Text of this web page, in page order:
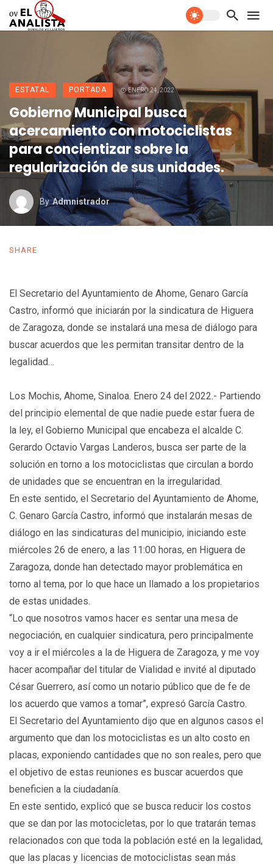
ESTATAL PORTADA ENERO 24, 2022
Gobierno Municipal busca
acercamiento con motociclistas
para concientizar sobre la
regularización de sus unidades.
By Admnistrador
SHARE
El Secretario del Ayuntamiento de Ahome, Genaro García
Castro, informó que iniciarán por la sindicatura de Higuera
de Zaragoza, donde se instalará una mesa de diálogo para
buscar acuerdos que les permitan transitar dentro de la
legalidad…
Los Mochis, Ahome, Sinaloa. Enero 24 del 2022.- Partiendo
del principio elemental de que nadie puede estar fuera de
la ley, el Gobierno Municipal que encabeza el alcalde C.
Gerardo Octavio Vargas Landeros, busca ser parte de la
solución en torno a los motociclistas que circulan a bordo
de unidades que se encuentran en la irregularidad.
En este sentido, el Secretario del Ayuntamiento de Ahome,
C. Genaro García Castro, informó que instalarán mesas de
diálogo en las sindicaturas del municipio, iniciando este
miércoles 26 de enero, a las 11:00 horas, en Higuera de
Zaragoza, donde han detectado mayor problemática en
torno al tema, por lo que hace un llamado a los propietarios
de estas unidades.
“Lo que nosotros vamos hacer es sentar una mesa de
negociación, en cualquier sindicatura, pero principalmente
voy a ir el miércoles a la de Higuera de Zaragoza, y me voy
hacer acompañar del titular de Vialidad e invité al diputado
César Guerrero, así como un notario público que de fe de
los acuerdo que vamos a tomar”, expresó García Castro.
El Secretario del Ayuntamiento dijo que en algunos casos el
argumento que dan los motociclistas es un alto costo en
placas, exponiendo cantidades que no son reales, pero que
el objetivo de estas reuniones es buscar acuerdos que
beneficien a la ciudadanía.
En este sentido, explicó que se busca reducir los costos
que se dan por las motocicletas, por lo que tratarán temas
relacionados con que toda la población esté en la legalidad,
que las placas y licencias de motociclistas sean más